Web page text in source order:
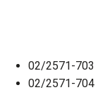
02/2571-703
02/2571-704